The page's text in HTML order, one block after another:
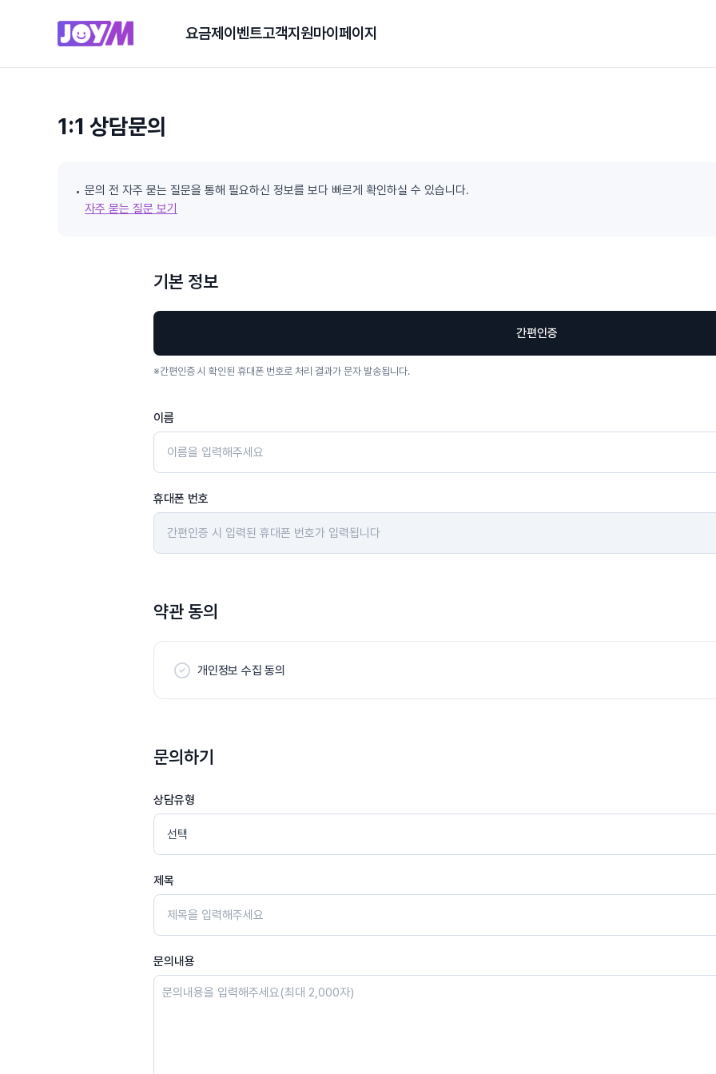
요금제 이벤트고객지원마이페이지
1:1 상담문의
문의 전 자주 묻는 질문을 통해 필요하신 정보를 보다 빠르게 확인하실 수 있습니다.
자주 묻는 질문 보기
기본 정보
간편인증
※간편인증 시 확인된 휴대폰 번호로 처리 결과가 문자 발송됩니다.
이름
휴대폰 번호
약관 동의
개인정보 수집 동의
문의하기
상담유형
제목
문의내용